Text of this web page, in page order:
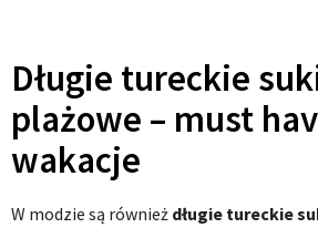
Długie tureckie
plażowe – must
wakacje
W modzie są również długie tureckie